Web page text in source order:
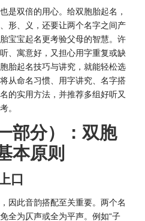
是双倍的用心。给双胞胎起名，
形、义，还要让两个名字之间产
宝宝起名更考验父母的智慧。许
、寓意好，又担心用字重复或缺
胎起名技巧与讲究，就能轻松选
从命名习惯、用字讲究、名字搭
的实用方法，并推荐多组好听又
。
部分）：双胞
本原则
口
因此音韵搭配至关重要。两个名
全为仄声或全为平声。例如“子